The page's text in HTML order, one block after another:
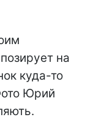
на
куда-то
Юрий